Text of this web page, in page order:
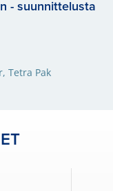
- suunnittelusta
Tetra Pak